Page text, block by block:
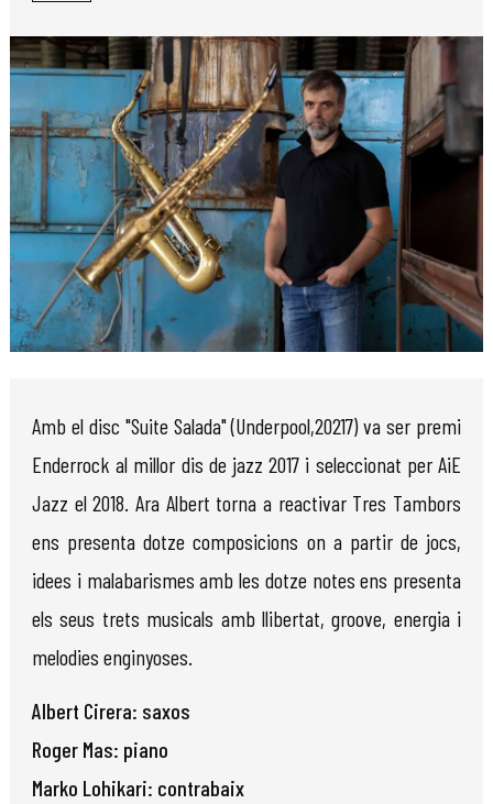
Amb el disc "Suite Salada" (Underpool,20217) va ser premi
Enderrock al millor dis de jazz 2017 i seleccionat per AiE
Jazz el 2018. Ara Albert torna a reactivar Tres Tambors
ens presenta dotze composicions on a partir de jocs,
idees i malabarismes amb les dotze notes ens presenta
els seus trets musicals amb llibertat, groove, energia i
melodies enginyoses.
Albert Cirera: saxos
Roger Mas: piano
Marko Lohikari: contrabaix